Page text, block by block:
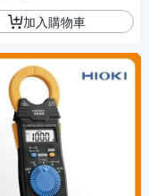
加入購物車